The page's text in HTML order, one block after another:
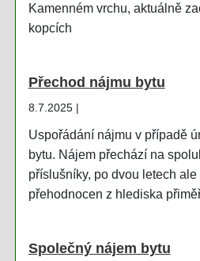
Kamenném vrchu, aktuálně
kopcích
Přechod nájmu bytu
8.7.2025 |
Uspořádání nájmu v případě
bytu. Nájem přechází na
příslušníky, po dvou letech ale
přehodnocen z hlediska
Společný nájem bytu